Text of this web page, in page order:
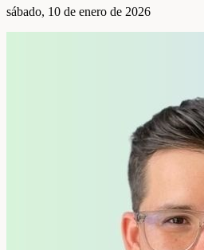
sábado, 10 de enero de 2026